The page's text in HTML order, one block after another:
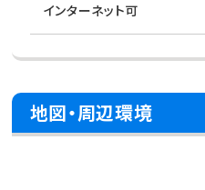
インターネット可
地図・周辺環境